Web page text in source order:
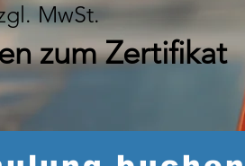
MwSt.
zum Zertifikat